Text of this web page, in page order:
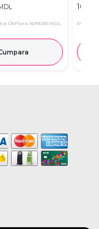
OkFlora 1699,00 MDL Pret in